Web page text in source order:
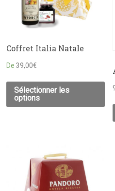
Coffret Italia Natale
De39,00€
Sélectionner les
options